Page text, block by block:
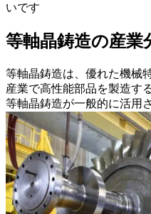
いです
等軸晶鋳造の産業
等軸晶鋳造は、優れた機械
産業で高性能部品を製造す
等軸晶鋳造が一般的に活用